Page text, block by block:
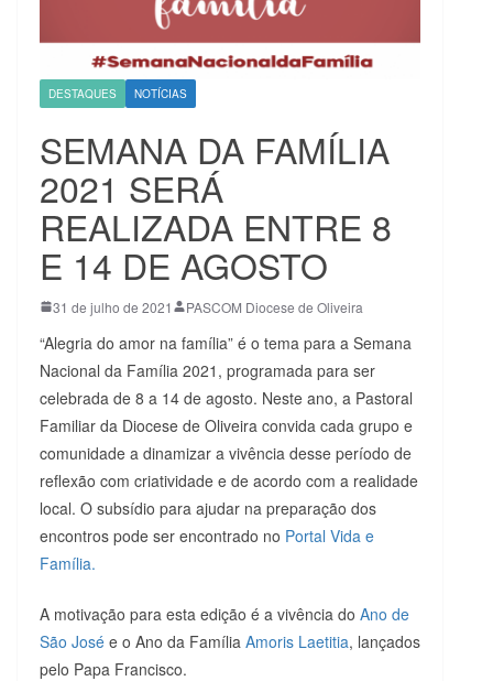
DESTAQUES NOTÍCIAS
SEMANA DA FAMÍLIA
2021 SERÁ
REALIZADA ENTRE 8
E 14 DE AGOSTO
31 de julho de 2021 PASCOM Diocese de Oliveira
“Alegria do amor na família” é o tema para a Semana
Nacional da Família 2021, programada para ser
celebrada de 8 a 14 de agosto. Neste ano, a Pastoral
Familiar da Diocese de Oliveira convida cada grupo e
comunidade a dinamizar a vivência desse período de
reflexão com criatividade e de acordo com a realidade
local. O subsídio para ajudar na preparação dos
encontros pode ser encontrado no Portal Vida e
Família.
A motivação para esta edição é a vivência do Ano de
São José e o Ano da Família Amoris Laetitia, lançados
pelo Papa Francisco.